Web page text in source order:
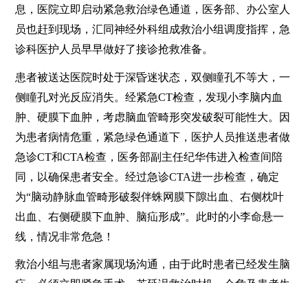
息，医院立即启动紧急救治绿色通道，医务部、办公室人
员也赶到现场，汇同神经外科组成救治小组调度指挥，急
诊科医护人员早早做好了接诊抢救准备。
患者被送达医院时处于深昏迷状态，双侧瞳孔不等大，一
侧瞳孔对光反应消失。经紧急CT检查，发现小李脑内血
肿、硬膜下血肿，考虑脑血管畸形突发破裂可能性大。因
为患者病情危重，紧急绿色通道下，医护人员推送患者做
急诊CT和CTA检查，医务部副主任纪华伟进入检查间陪
同，以确保患者安全。经过急诊CTA进一步检查，确定
为“脑动静脉血管畸形破裂伴蛛网膜下隙出血、右侧枕叶
出血、右侧硬膜下血肿、脑疝形成”。此时的小李命悬一
线，情况非常危急！
救治小组与患者家属现场沟通，由于此时患者已经发生脑